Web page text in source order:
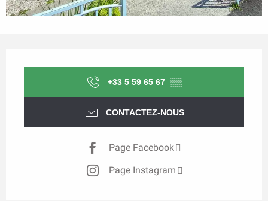
+33 5 59 65 67 ▒▒
CONTACTEZ-NOUS
Page Facebook
Page Instagram